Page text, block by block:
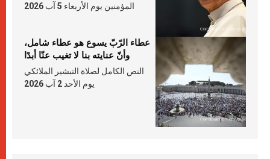
المؤمنين يوم الأربعاء 5 آب 2026
عطاء الرّبّ يسوع هو عطاء شامل،
وأنّ عنايته بنا لا تغيب عنّا أبدًا
النص الكامل لصلاة التبشير الملائكي
يوم الأحد 2 آب 2026